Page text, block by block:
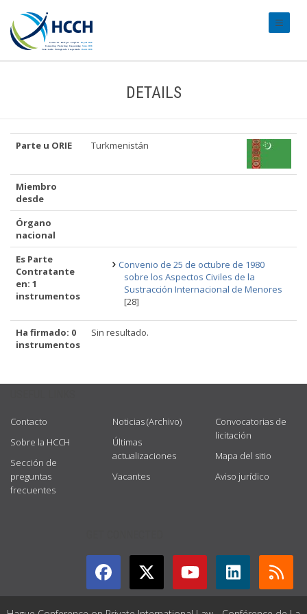
DETAILS
Parte u ORIE Turkmenistán
Miembro
desde
Órgano
nacional
Es Parte
Contratante
en: 1
instrumentos
Convenio de 25 de octubre de 1980
sobre los Aspectos Civiles de la
Sustracción Internacional de Menores
[28]
Ha firmado: 0
instrumentos
Sin resultado.
Contacto
Sobre la HCCH
Sección de
preguntas
frecuentes
Noticias (Archivo)
Últimas
actualizaciones
Vacantes
Convocatorias de
licitación
Mapa del sitio
Aviso jurídico